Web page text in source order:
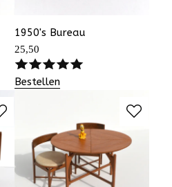
1950's Bureau
25,50
Bestellen